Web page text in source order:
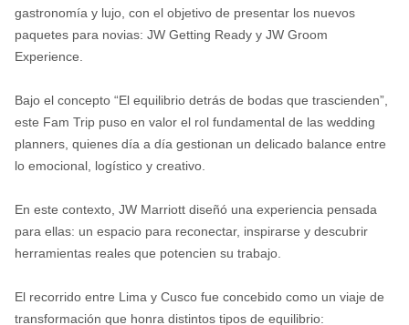
gastronomía y lujo, con el objetivo de presentar los nuevos
paquetes para novias: JW Getting Ready y JW Groom
Experience.
Bajo el concepto “El equilibrio detrás de bodas que trascienden”,
este Fam Trip puso en valor el rol fundamental de las wedding
planners, quienes día a día gestionan un delicado balance entre
lo emocional, logístico y creativo.
En este contexto, JW Marriott diseñó una experiencia pensada
para ellas: un espacio para reconectar, inspirarse y descubrir
herramientas reales que potencien su trabajo.
El recorrido entre Lima y Cusco fue concebido como un viaje de
transformación que honra distintos tipos de equilibrio: